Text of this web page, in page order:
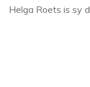
Helga Roets is sy